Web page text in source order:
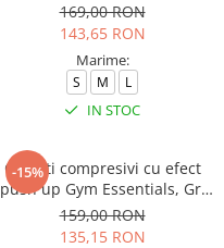
169,00 RON
143,65 RON
Marime:
S M L
IN STOC
-15%
Colanti compresivi cu efect
push up Gym Essentials, Gri
inchis
159,00 RON
135,15 RON